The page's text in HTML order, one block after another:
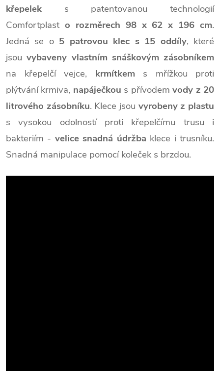
křepelek s patentovanou technologií
Comfortplast o rozměrech 98 x 62 x 196 cm.
Jedná se o 5 patrovou klec s 15 oddíly, které
jsouvybaveny vlastním snáškovým zásobníkem
na křepelčí vejce, krmítkem s mřížkou proti
plýtvání krmiva, napáječkou s přívodemvody z 20
litrového zásobníku. Klece jsou vyrobeny z plastu
s vysokou odolností proti křepelčímu trusu i
bakteriím - velice snadná údržba klece i trusníku.
Snadná manipulace pomocí koleček s brzdou.